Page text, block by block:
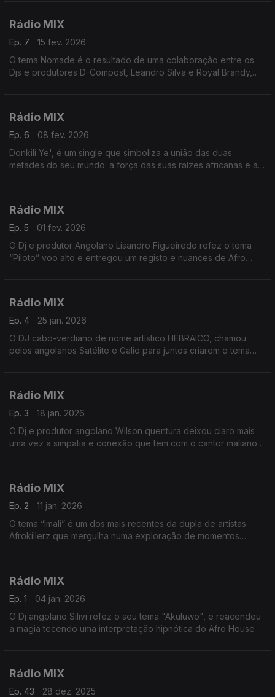
Rádio MIX
Ep. 7
15 fev. 2026
O tema Nomade é o resultado de uma colaboração entre os
Djs e produtores D-Compost, Leandro Silva e Royal Brandy,
Rádio MIX
Ep. 6
08 fev. 2026
Donkili Ye', é um single que simboliza a união das duas
metades do seu mundo: a força das suas raízes africanas e a
colaboração que é mais do que uma simples parceria
Rádio MIX
Ep. 5
01 fev. 2026
O Dj e produtor Angolano Lisandro Figueiredo refez o tema
“Piloto” voo alto e entregou um registo e nuances de Afro
Rádio MIX
Ep. 4
25 jan. 2026
O DJ cabo-verdiano de nome artístico HEBRAICO, chamou
pelos angolanos Satélite e Galio para juntos criarem o tema
Rádio MIX
Ep. 3
18 jan. 2026
O Dj e produtor angolano Wilson quentura deixou claro mais
uma vez a simpatia e conexão que tem com o cantor maliano
Rádio MIX
Ep. 2
11 jan. 2026
O tema “Imali” é um dos mais recentes da dupla de artistas
Afrokillerz que mergulha numa exploração de momentos
Rádio MIX
Ep. 1
04 jan. 2026
O Dj angolano Silivi refez o seu tema "Akuluwo", e reacendeu
a magia tecendo uma interpretação hipnótica do Afro House
Rádio MIX
Ep. 43
28 dez. 2025